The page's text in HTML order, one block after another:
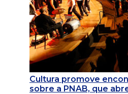
Cultura promove
sobre a PNAB, que